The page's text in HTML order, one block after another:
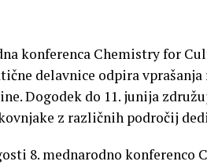
konferenca Chemistry for
delavnice odpira
Dogodek do 11. junija
z različnih področij
8. mednarodno